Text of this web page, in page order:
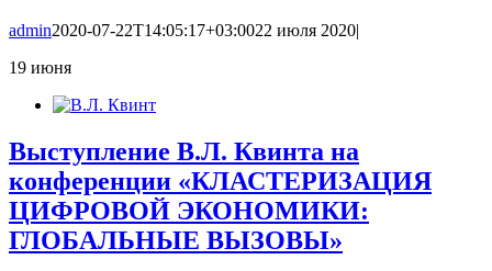
admin2020-07-22T14:05:17+03:0022 июля 2020|
19 июня
Выступление В.Л. Квинта на
конференции «КЛАСТЕРИЗАЦИЯ
ЦИФРОВОЙ ЭКОНОМИКИ:
ГЛОБАЛЬНЫЕ ВЫЗОВЫ»